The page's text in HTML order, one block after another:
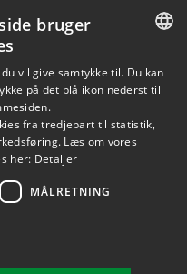
DANISH
ENGLISH
bruger
vil give samtykke til. Du kan
på det blå ikon nederst til
fra tredjepart til statistik,
Læs om vores
her: Detaljer
MÅLRETNING